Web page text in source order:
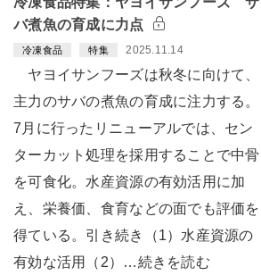
バ煮魚の育成に力点
冷凍食品 特集 2025.11.14
ヤヨイサンフーズは秋冬に向けて、
主力のサバの煮魚の育成に注力する。
7月に行ったリニューアルでは、セン
ターカット処理を採用することで中骨
を可食化。水産資源の有効活用に加
え、栄養価、食育などの面でも評価を
得ている。引き続き（1）水産資源の
有効な活用（2）…続きを読む